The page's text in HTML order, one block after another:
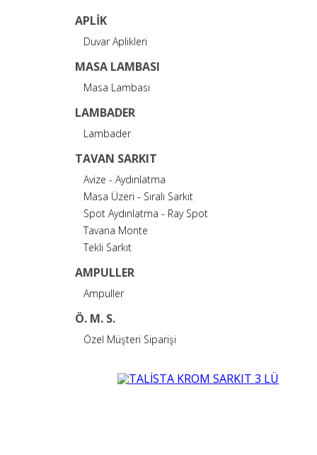
APLİK
Duvar Aplikleri
MASA LAMBASI
Masa Lambası
LAMBADER
Lambader
TAVAN SARKIT
Avize - Aydınlatma
Masa Üzeri - Sıralı Sarkıt
Spot Aydınlatma - Ray Spot
Tavana Monte
Tekli Sarkıt
AMPULLER
Ampuller
Ö. M. S.
Özel Müşteri Siparişi